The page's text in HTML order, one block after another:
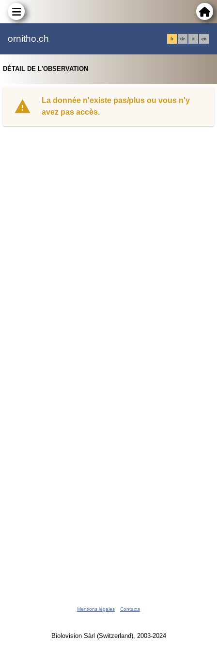
ornitho.ch fr de it en
DÉTAIL DE L'OBSERVATION
La donnée n'existe pas/plus ou vous n'y
avez pas accès.
Mentions légales Contacts
Biolovision Sàrl (Switzerland), 2003-2024